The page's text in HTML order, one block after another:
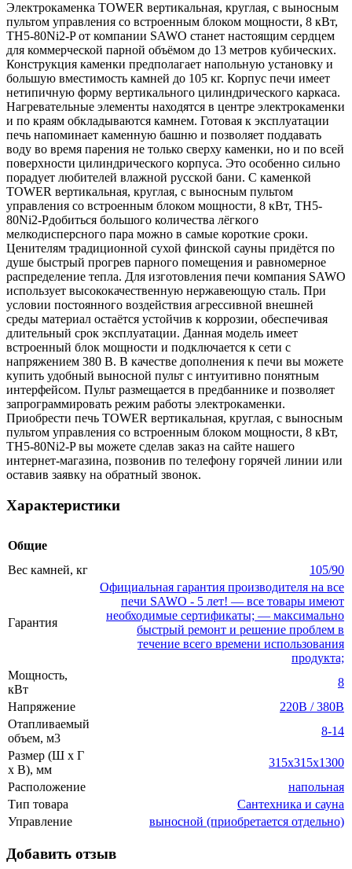
Электрокаменка TOWER вертикальная, круглая, с выносным
пультом управления со встроенным блоком мощности, 8 кВт,
TH5-80Ni2-P от компании SAWO станет настоящим сердцем
для коммерческой парной объёмом до 13 метров кубических.
Конструкция каменки предполагает напольную установку и
большую вместимость камней до 105 кг. Корпус печи имеет
нетипичную форму вертикального цилиндрического каркаса.
Нагревательные элементы находятся в центре электрокаменки
и по краям обкладываются камнем. Готовая к эксплуатации
печь напоминает каменную башню и позволяет поддавать
воду во время парения не только сверху каменки, но и по всей
поверхности цилиндрического корпуса. Это особенно сильно
порадует любителей влажной русской бани. С каменкой
TOWER вертикальная, круглая, с выносным пультом
управления со встроенным блоком мощности, 8 кВт, TH5-
80Ni2-Pдобиться большого количества лёгкого
мелкодисперсного пара можно в самые короткие сроки.
Ценителям традиционной сухой финской сауны придётся по
душе быстрый прогрев парного помещения и равномерное
распределение тепла. Для изготовления печи компания SAWO
использует высококачественную нержавеющую сталь. При
условии постоянного воздействия агрессивной внешней
среды материал остаётся устойчив к коррозии, обеспечивая
длительный срок эксплуатации. Данная модель имеет
встроенный блок мощности и подключается к сети с
напряжением 380 В. В качестве дополнения к печи вы можете
купить удобный выносной пульт с интуитивно понятным
интерфейсом. Пульт размещается в предбаннике и позволяет
запрограммировать режим работы электрокаменки.
Приобрести печь TOWER вертикальная, круглая, с выносным
пультом управления со встроенным блоком мощности, 8 кВт,
TH5-80Ni2-P вы можете сделав заказ на сайте нашего
интернет-магазина, позвонив по телефону горячей линии или
оставив заявку на обратный звонок.
Характеристики
Общие
Вес камней, кг
105/90
Гарантия
Официальная гарантия производителя на все
печи SAWO - 5 лет! — все товары имеют
необходимые сертификаты; — максимально
быстрый ремонт и решение проблем в
течение всего времени использования
продукта;
Мощность,
кВт
8
Напряжение
220В / 380В
Отапливаемый
объем, м3
8-14
Размер (Ш x Г
x В), мм
315x315x1300
Расположение
напольная
Тип товара
Сантехника и сауна
Управление
выносной (приобретается отдельно)
Добавить отзыв